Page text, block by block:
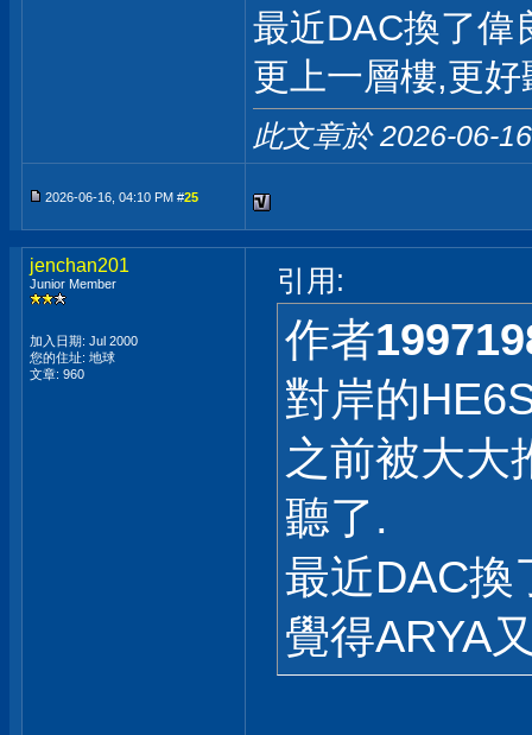
最近DAC換了偉
更上一層樓,更
此文章於 2026-06-
2026-06-16, 04:10 PM #25
jenchan201
Junior Member
加入日期: Jul 2000
您的住址: 地球
文章: 960
引用:
作者
對岸的
之前被大大
聽了.
最近DAC換
覺得ARYA